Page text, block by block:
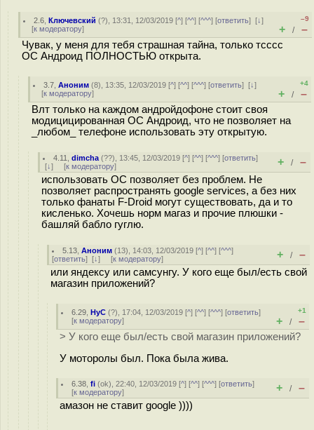
2.6 ,Ключевский (?), 13:31, 12/03/2019 [^] [^^] [^^^] [ответить][↓]
[к модератору]
–9
+ / –
Чувак, у меня для тебя страшная тайна, только тсссс
ОС Андроид ПОЛНОСТЬЮ открыта.
3.7 ,Аноним (8), 13:35, 12/03/2019 [^] [^^] [^^^] [ответить][↓]
[к модератору]
+4
+ / –
Влт только на каждом андройдофоне стоит своя
модицицированная ОС Андроид, что не позволяет на
_любом_ телефоне использовать эту открытую.
4.11 ,dimcha (??), 13:45, 12/03/2019 [^] [^^] [^^^] [ответить]
[↓] [к модератору] + / –
использовать ОС позволяет без проблем. Не
позволяет распространять google services, а без них
только фанаты F-Droid могут существовать, да и то
кисленько. Хочешь норм магаз и прочие плюшки -
башляй бабло гуглю.
5.13 ,Аноним (13), 14:03, 12/03/2019 [^] [^^] [^^^]
[ответить] [↓] [к модератору] + / –
или яндексу или самсунгу. У кого еще был/есть свой
магазин приложений?
6.29 ,HyC (?), 17:04, 12/03/2019 [^] [^^] [^^^] [ответить]
[к модератору]
+1
+ / –
> У кого еще был/есть свой магазин приложений?
У моторолы был. Пока была жива.
6.38 ,fi (ok), 22:40, 12/03/2019 [^] [^^] [^^^] [ответить]
[к модератору] + / –
амазон не ставит google ))))